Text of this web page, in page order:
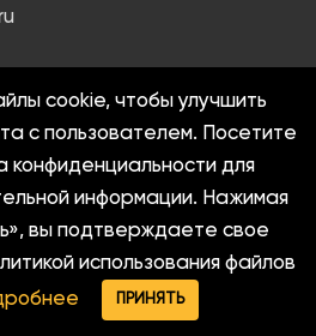
Все права защищены
Telegram
cookie, чтобы улучшить
с пользователем. Посетите
конфиденциальности для
информации. Нажимая
вы подтверждаете свое
использования файлов
ПРИНЯТЬ